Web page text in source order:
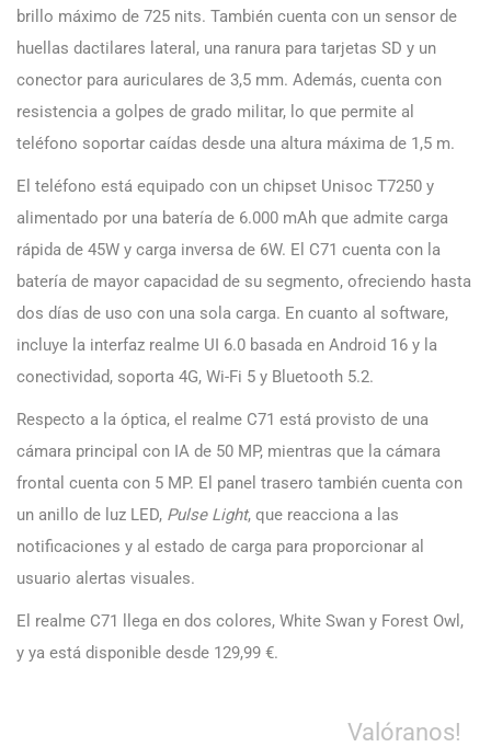
brillo máximo de 725 nits. También cuenta con un sensor de
huellas dactilares lateral, una ranura para tarjetas SD y un
conector para auriculares de 3,5 mm. Además, cuenta con
resistencia a golpes de grado militar, lo que permite al
teléfono soportar caídas desde una altura máxima de 1,5 m.
El teléfono está equipado con un chipset Unisoc T7250 y
alimentado por una batería de 6.000 mAh que admite carga
rápida de 45W y carga inversa de 6W. El C71 cuenta con la
batería de mayor capacidad de su segmento, ofreciendo hasta
dos días de uso con una sola carga. En cuanto al software,
incluye la interfaz realme UI 6.0 basada en Android 16 y la
conectividad, soporta 4G, Wi-Fi 5 y Bluetooth 5.2.
Respecto a la óptica, el realme C71 está provisto de una
cámara principal con IA de 50 MP, mientras que la cámara
frontal cuenta con 5 MP. El panel trasero también cuenta con
un anillo de luz LED, Pulse Light, que reacciona a las
notificaciones y al estado de carga para proporcionar al
usuario alertas visuales.
El realme C71 llega en dos colores, White Swan y Forest Owl,
y ya está disponible desde 129,99 €.
Valóranos!